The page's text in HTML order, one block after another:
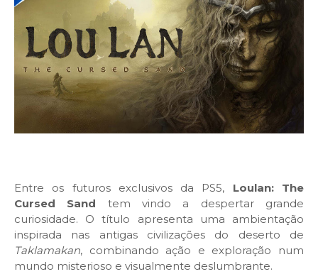
Entre os futuros exclusivos da PS5, Loulan: The
Cursed Sand tem vindo a despertar grande
curiosidade. O título apresenta uma ambientação
inspirada nas antigas civilizações do deserto de
Taklamakan, combinando ação e exploração num
mundo misterioso e visualmente deslumbrante.